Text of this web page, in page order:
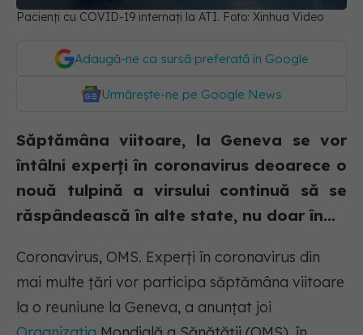
Pacienți cu COVID-19 internați la ATI. Foto: Xinhua Video
Adaugă-ne ca sursă preferată în Google
Urmărește-ne pe Google News
Săptămâna viitoare, la Geneva se vor
întâlni experți în coronavirus deoarece o
nouă tulpină a virsului continuă să se
răspândească în alte state, nu doar în...
Coronavirus, OMS. Experţi în coronavirus din
mai multe ţări vor participa săptămâna viitoare
la o reuniune la Geneva, a anunţat joi